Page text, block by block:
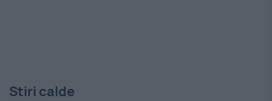
Stiri calde